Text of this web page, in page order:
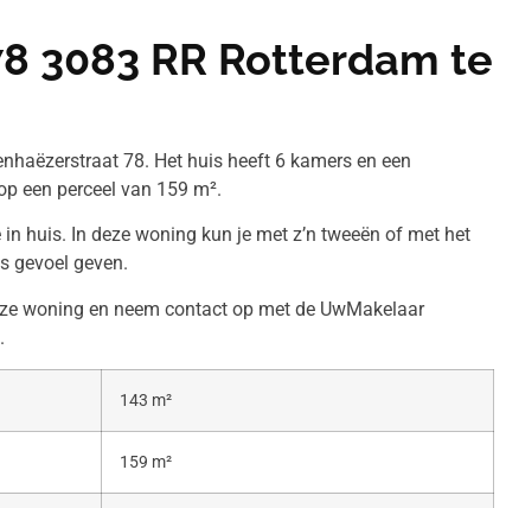
3083 RR Rotterdam te
78. Het huis heeft 6 kamers en een
een perceel van 159 m².
huis. In deze woning kun je met z’n tweeën of met het
gevoel geven.
woning en neem contact op met de UwMakelaar
143 m²
159 m²